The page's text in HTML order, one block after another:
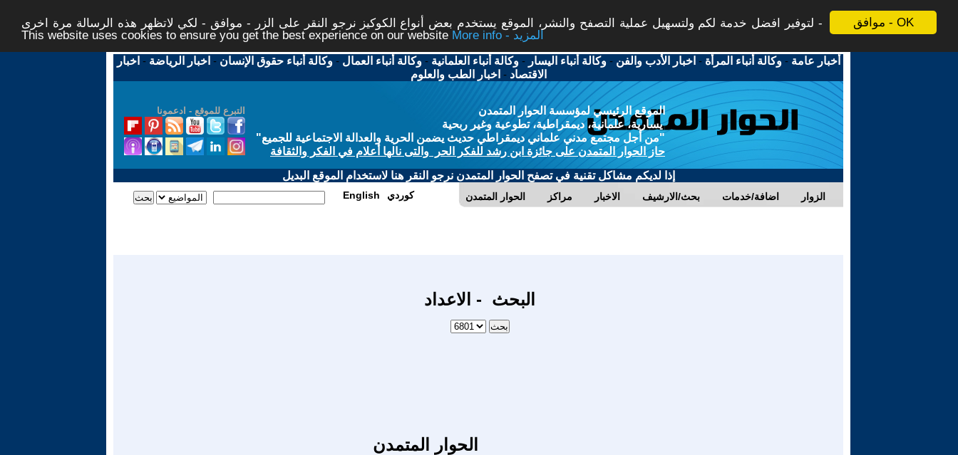
موافق - OK
لتوفير افضل خدمة لكم ولتسهيل عملية التصفح والنشر، الموقع يستخدم بعض أنواع الكوكيز نرجو النقر على الزر - موافق - لكي لاتظهر هذه الرسالة مرة اخرى -
This website uses cookies to ensure you get the best experience on our website
More info - المزيد
أخبار عامة -وكالة أنباء المرأة - اخبار الأدب والفن -وكالة أنباء اليسار -وكالة أنباء العلمانية -وكالة أنباء العمال -وكالة أنباء حقوق الإنسان - اخبار الرياضة - اخبار
الاقتصاد - اخبار الطب والعلوم
التبرع للموقع - ادعمونا
الموقع الرئيسي لمؤسسة الحوار المتمدن
يسارية، علمانية، ديمقراطية، تطوعية وغير ربحية
"من أجل مجتمع مدني علماني ديمقراطي حديث يضمن الحرية والعدالة الاجتماعية للجميع"
حاز الحوار المتمدن على جائزة ابن رشد للفكر الحر والتى نالها أعلام في الفكر والثقافة
إذا لديكم مشاكل تقنية في تصفح الحوار المتمدن نرجو النقر هنا لاستخدام الموقع البديل
الحوار المتمدن مراكز الاخبار بحث/الارشيف اضافة/خدمات الزوار English كوردي
البحث - الاعداد
الحوار المتمدن